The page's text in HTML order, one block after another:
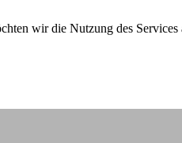
wir die Nutzung des Services